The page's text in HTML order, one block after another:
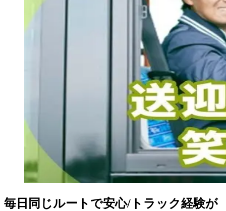
毎日同じルートで安心/トラック経験が